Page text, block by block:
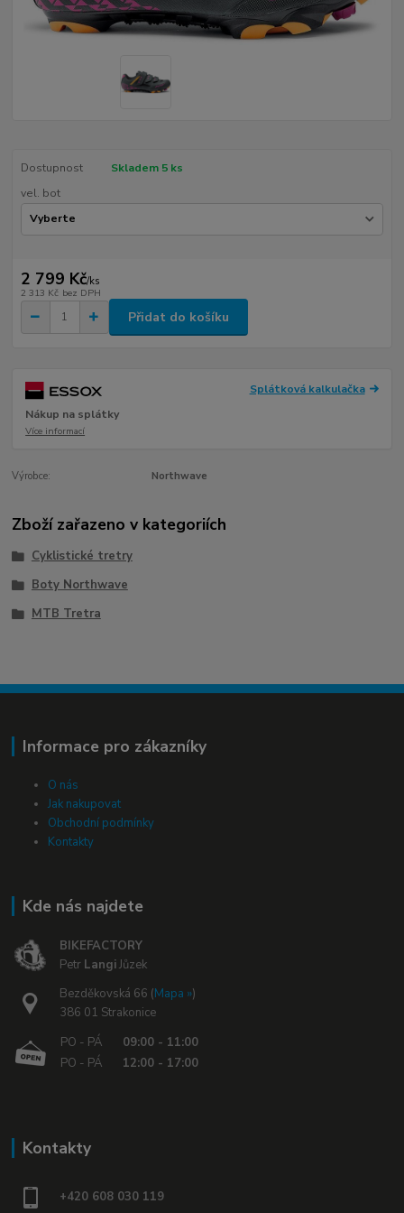
Dostupnost
Skladem 5 ks
vel. bot
2 799 Kč/ks
2 313 Kč bez DPH
Přidat do košíku
Splátková kalkulačka
Nákup na splátky
Více informací
Výrobce: Northwave
Zboží zařazeno v kategoriích
Cyklistické tretry
Boty Northwave
MTB Tretra
Informace pro zákazníky
O nás
Jak nakupovat
Obchodní podmínky
Kontakty
Kde nás najdete
BIKEFACTORY
Petr LangiJůzek
Bezděkovská 66 (Mapa »)
386 01 Strakonice
PO - PÁ
09:00 - 11:00
PO - PÁ
12:00 - 17:00
Kontakty
+420 608 030 119